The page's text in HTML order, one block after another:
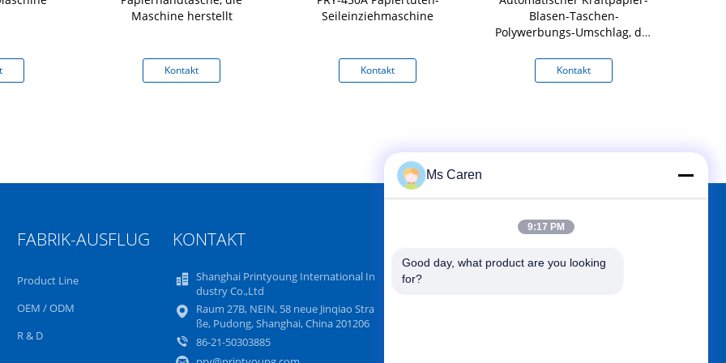
Maschine herstellt
Kontakt
Seileinziehmaschine
Kontakt
Blasen-Taschen-
Polywerbungs-Umschlag, der
Maschinen-zwei herstellt
Kontakt
FABRIK-AUSFLUG
Product Line
OEM / ODM
R & D
KONTAKT
Shanghai Printyoung International In
dustry Co.,Ltd
Raum 27B, NEIN, 58 neue Jinqiao Stra
ße, Pudong, Shanghai, China 201206
86-21-50303885
FINDEN SIE UNS AUF
Ms Caren
9:17 PM
Good day, what product are you looking
for?